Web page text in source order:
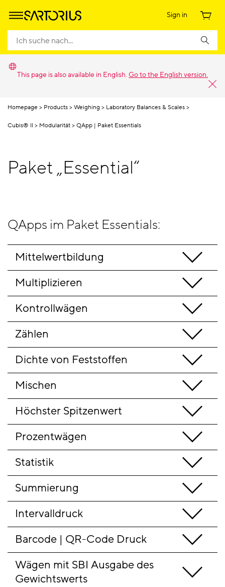
Sign in
This page is also available in English. Go to the English version.
Homepage Products Weighing Laboratory Balances & Scales
Cubis® II Modularität QApp | Paket Essentials
Paket „Essential“
QApps im Paket Essentials:
Mittelwertbildung
Multiplizieren
Kontrollwägen
Zählen
Dichte von Feststoffen
Mischen
Höchster Spitzenwert
Prozentwägen
Statistik
Summierung
Intervalldruck
Barcode | QR-Code Druck
Wägen mit SBI Ausgabe des
Gewichtswerts